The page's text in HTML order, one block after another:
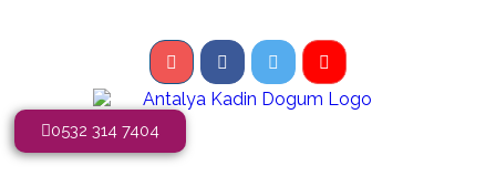
0532 314 7404